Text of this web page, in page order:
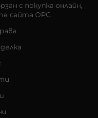
с покупка онлайн,
сайта ОРС